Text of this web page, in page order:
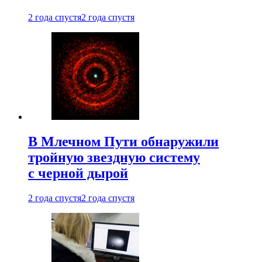
2 года спустя2 года спустя
В Млечном Пути обнаружили
тройную звездную систему
с черной дырой
2 года спустя2 года спустя